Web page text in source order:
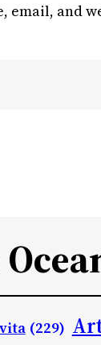
email, and
(229)